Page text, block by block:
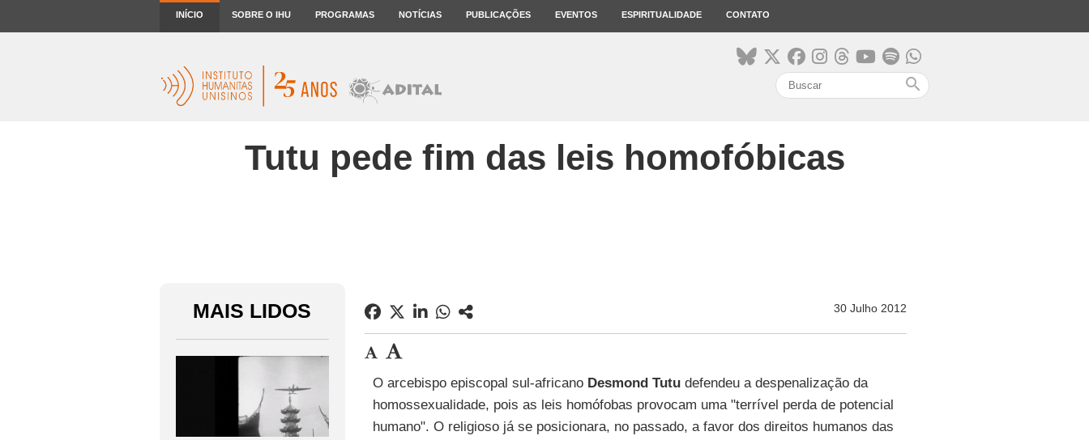
INÍCIO SOBRE O IHU PROGRAMAS NOTÍCIAS PUBLICAÇÕES EVENTOS ESPIRITUALIDADE CONTATO
search
Tutu pede fim das leis homofóbicas
MAIS LIDOS 30 Julho 2012
O arcebispo episcopal sul-africano Desmond Tutudefendeu a despenalização da
homossexualidade, pois as leis homófobas provocam uma "terrível perda de potencial
humano". O religioso já se posicionara, no passado, a favor dos direitos humanos das